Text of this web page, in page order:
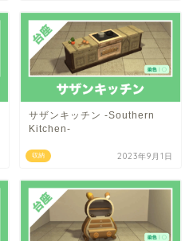
収納
サザンキッチン -Southern
Kitchen-
2023年9月1日